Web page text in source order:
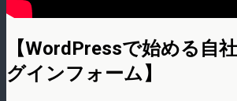
【WordPressで始める自
グインフォーム】